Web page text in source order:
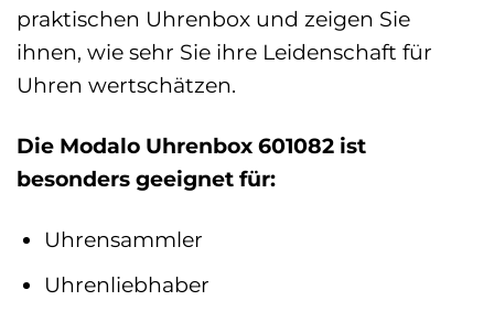
praktischen Uhrenbox und zeigen Sie
ihnen, wie sehr Sie ihre Leidenschaft für
Uhren wertschätzen.
Die Modalo Uhrenbox 601082 ist
besonders geeignet für:
Uhrensammler
Uhrenliebhaber